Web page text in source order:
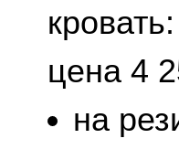
цена 4
на